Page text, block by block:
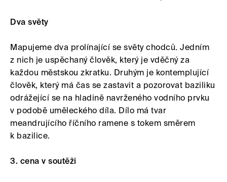
Dva světy
Mapujeme dva prolínající se světy chodců. Jedním
z nich je uspěchaný člověk, který je vděčný za
každou městskou zkratku. Druhým je kontemplující
člověk, který má čas se zastavit a pozorovat baziliku
odrážející se na hladině navrženého vodního prvku
v podobě uměleckého díla. Dílo má tvar
meandrujícího říčního ramene s tokem směrem
k bazilice.
3. cena v soutěži